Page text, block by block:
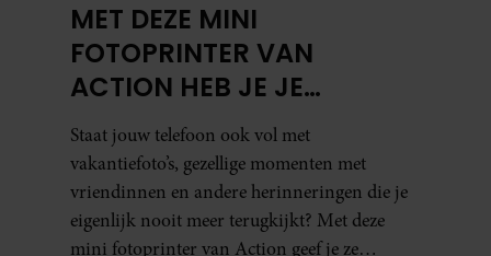
MET DEZE MINI
FOTOPRINTER VAN
ACTION HEB JE JE
FAVORIETE FOTO’S BINNEN
ÉÉN MINUUT IN HANDEN
Staat jouw telefoon ook vol met
vakantiefoto’s, gezellige momenten met
vriendinnen en andere herinneringen die je
eigenlijk nooit meer terugkijkt? Met deze
mini fotoprinter van Action geef je ze